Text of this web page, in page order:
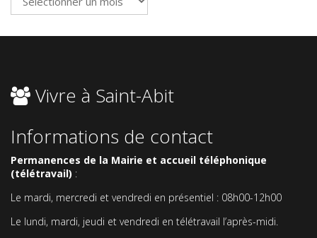
Vivre à Saint-Abit
Informations de contact
Permanences de la Mairie et accueil téléphonique
(télétravail) :
Le mardi, mercredi et vendredi en présentiel : 08h00-12h00
Le lundi, mardi, jeudi et vendredi en télétravail l’après-midi.